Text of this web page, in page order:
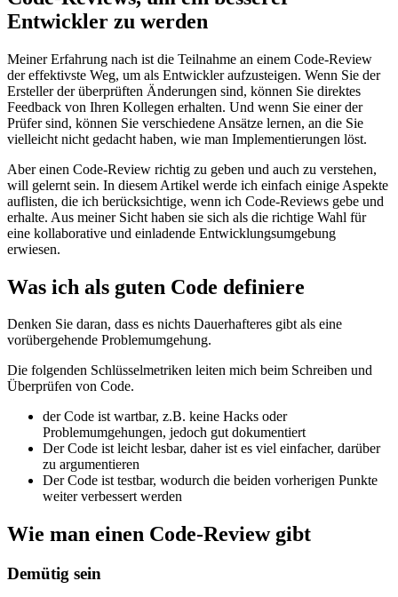
17. Januar 2022
Entwickler zu werden
Meiner Erfahrung nach ist die Teilnahme an einem Code-Review
der effektivste Weg, um als Entwickler aufzusteigen. Wenn Sie der
Ersteller der überprüften Änderungen sind, können Sie direktes
Prüfer sind, können Sie verschiedene Ansätze lernen, an die Sie
vielleicht nicht gedacht haben, wie man Implementierungen löst.
Aber einen Code-Review richtig zu geben und auch zu verstehen,
will gelernt sein. In diesem Artikel werde ich einfach einige Aspekte
auflisten, die ich berücksichtige, wenn ich Code-Reviews gebe und
eine kollaborative und einladende Entwicklungsumgebung
erwiesen.
Was ich als guten Code definiere
Denken Sie daran, dass es nichts Dauerhafteres gibt als eine
vorübergehende Problemumgehung.
Die folgenden Schlüsselmetriken leiten mich beim Schreiben und
Überprüfen von Code.
der Code ist wartbar, z.B. keine Hacks oder
Problemumgehungen, jedoch gut dokumentiert
Der Code ist leicht lesbar, daher ist es viel einfacher, darüber
Der Code ist testbar, wodurch die beiden vorherigen Punkte
weiter verbessert werden
Wie man einen Code-Review gibt